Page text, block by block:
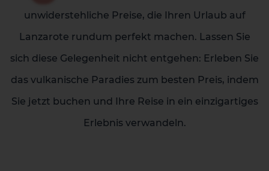
unwiderstehliche Preise, die Ihren Urlaub auf
Lanzarote rundum perfekt machen. Lassen Sie
sich diese Gelegenheit nicht entgehen: Erleben Sie
das vulkanische Paradies zum besten Preis, indem
Sie jetzt buchen und Ihre Reise in ein einzigartiges
Erlebnis verwandeln.